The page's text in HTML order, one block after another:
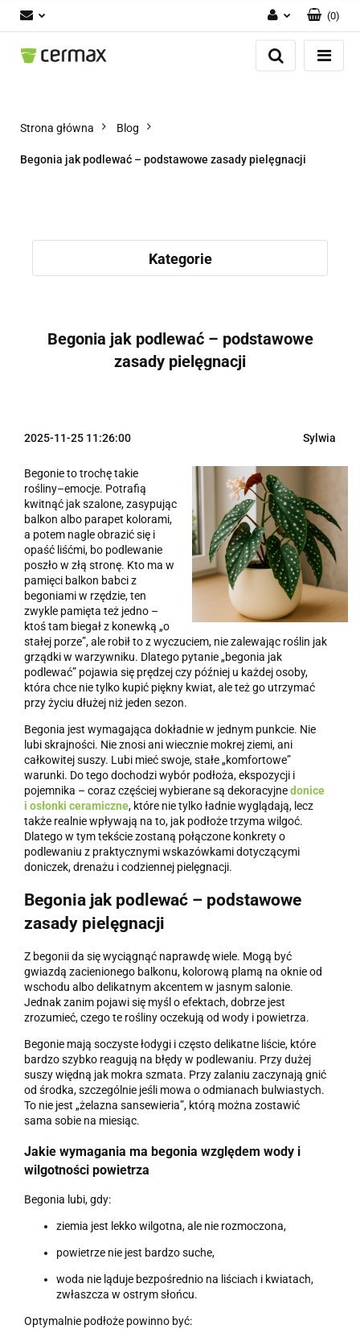
Zaloguj się
(0)
Strona główna Blog
Begonia jak podlewać – podstawowe zasady pielęgnacji
Kategorie
Begonia jak podlewać – podstawowe
zasady pielęgnacji
2025-11-25 11:26:00 Sylwia
Begonie to trochę takie
rośliny–emocje. Potrafią
kwitnąć jak szalone, zasypując
balkon albo parapet kolorami,
a potem nagle obrazić się i
opaść liśćmi, bo podlewanie
poszło w złą stronę. Kto ma w
pamięci balkon babci z
begoniami w rzędzie, ten
zwykle pamięta też jedno –
ktoś tam biegał z konewką „o
stałej porze”, ale robił to z wyczuciem, nie zalewając roślin jak
grządki w warzywniku. Dlatego pytanie „begonia jak
podlewać” pojawia się prędzej czy później u każdej osoby,
która chce nie tylko kupić piękny kwiat, ale też go utrzymać
przy życiu dłużej niż jeden sezon.
Begonia jest wymagająca dokładnie w jednym punkcie. Nie
lubi skrajności. Nie znosi ani wiecznie mokrej ziemi, ani
całkowitej suszy. Lubi mieć swoje, stałe „komfortowe”
warunki. Do tego dochodzi wybór podłoża, ekspozycji i
pojemnika – coraz częściej wybierane są dekoracyjnedonice
i osłonki ceramiczne, które nie tylko ładnie wyglądają, lecz
także realnie wpływają na to, jak podłoże trzyma wilgoć.
Dlatego w tym tekście zostaną połączone konkrety o
podlewaniu z praktycznymi wskazówkami dotyczącymi
doniczek, drenażu i codziennej pielęgnacji.
Begonia jak podlewać – podstawowe
zasady pielęgnacji
Z begonii da się wyciągnąć naprawdę wiele. Mogą być
gwiazdą zacienionego balkonu, kolorową plamą na oknie od
wschodu albo delikatnym akcentem w jasnym salonie.
Jednak zanim pojawi się myśl o efektach, dobrze jest
zrozumieć, czego te rośliny oczekują od wody i powietrza.
Begonie mają soczyste łodygi i często delikatne liście, które
bardzo szybko reagują na błędy w podlewaniu. Przy dużej
suszy więdną jak mokra szmata. Przy zalaniu zaczynają gnić
od środka, szczególnie jeśli mowa o odmianach bulwiastych.
To nie jest „żelazna sansewieria”, którą można zostawić
sama sobie na miesiąc.
Jakie wymagania ma begonia względem wody i
wilgotności powietrza
Begonia lubi, gdy:
ziemia jest lekko wilgotna, ale nie rozmoczona,
powietrze nie jest bardzo suche,
woda nie ląduje bezpośrednio na liściach i kwiatach,
zwłaszcza w ostrym słońcu.
Optymalnie podłoże powinno być: